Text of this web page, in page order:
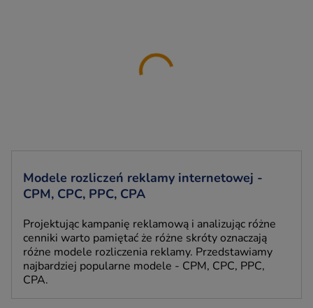
Modele rozliczeń reklamy internetowej -
CPM, CPC, PPC, CPA
Projektując kampanię reklamową i analizując różne
cenniki warto pamiętać że różne skróty oznaczają
różne modele rozliczenia reklamy. Przedstawiamy
najbardziej popularne modele - CPM, CPC, PPC,
CPA.